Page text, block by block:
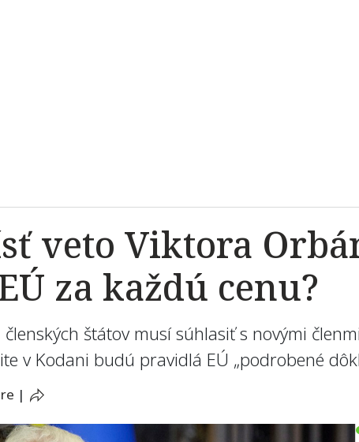
veto Viktora
za každú cenu?
štátov musí súhlasiť s novými
v Kodani budú pravidlá EÚ „podrobené
|